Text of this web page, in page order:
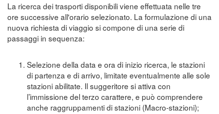
La ricerca dei trasporti disponibili viene effettuata nelle tre
ore successive all'orario selezionato. La formulazione di una
nuova richiesta di viaggio si compone di una serie di
passaggi in sequenza:
Selezione della data e ora di inizio ricerca, le stazioni
di partenza e di arrivo, limitate eventualmente alle sole
stazioni abilitate. Il suggeritore si attiva con
l’immissione del terzo carattere, e può comprendere
anche raggruppamenti di stazioni (Macro-stazioni);